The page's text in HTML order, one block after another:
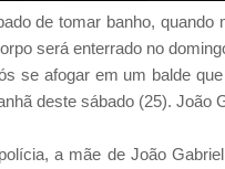
de tomar banho,
será enterrado no
se afogar em um balde
deste sábado (25). João
a mãe de João